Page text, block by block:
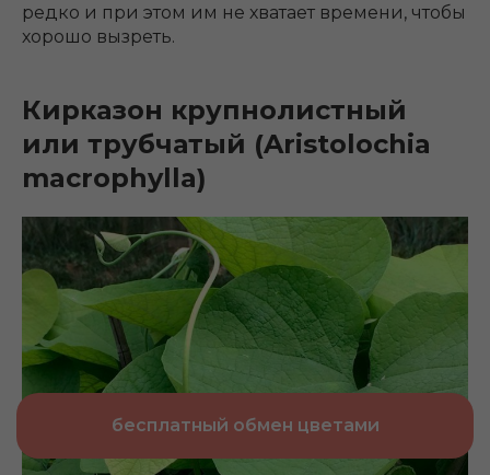
редко и при этом им не хватает времени, чтобы
хорошо вызреть.
Кирказон крупнолистный
или трубчатый (Aristolochia
macrophylla)
бесплатный обмен цветами